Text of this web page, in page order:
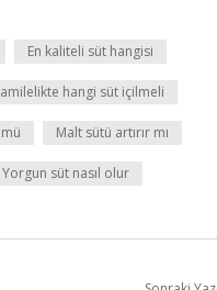
En kaliteli süt hangisi
hangi süt içilmeli
Malt sütü artırır mı
Yorgun süt nasıl olur